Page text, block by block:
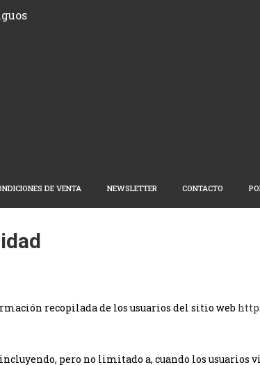
DE VENTA NEWSLETTER CONTACTO
recopilada de los usuarios del sitio web
pero no limitado a, cuando los usuarios